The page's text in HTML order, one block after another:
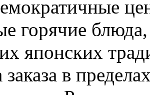
горячие
японских
заказа в